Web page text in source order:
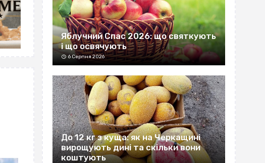
Яблучний Спас 2026: що святкують
і що освячують
6 Серпня 2026
До 12 кг з куща: як на Черкащині
вирощують дині та скільки вони
коштують